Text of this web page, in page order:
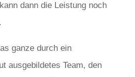
dann die Leistung noch
ganze durch ein
ausgebildetes Team, den